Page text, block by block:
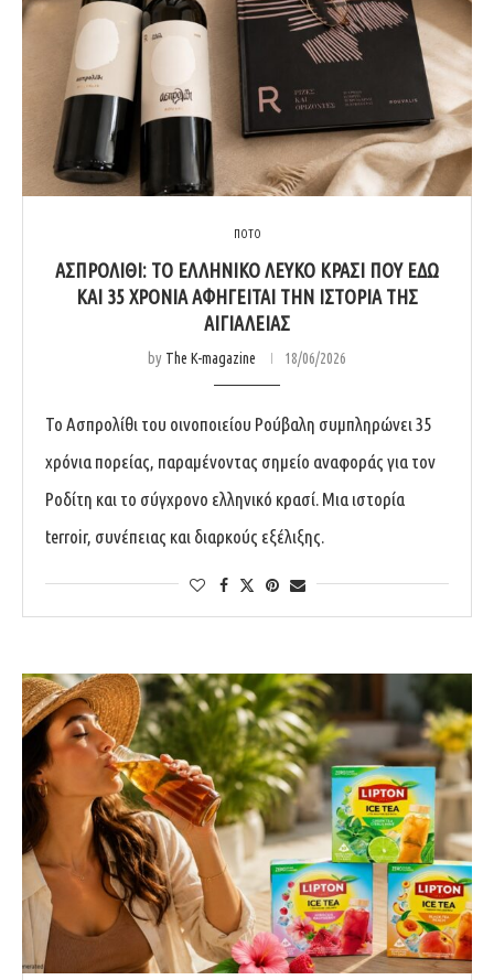
ΠΟΤΟ
ΑΣΠΡΟΛΊΘΙ: ΤΟ ΕΛΛΗΝΙΚΌ ΛΕΥΚΌ ΚΡΑΣΊ ΠΟΥ ΕΔΏ
ΚΑΙ 35 ΧΡΌΝΙΑ ΑΦΗΓΕΊΤΑΙ ΤΗΝ ΙΣΤΟΡΊΑ ΤΗΣ
ΑΙΓΙΆΛΕΙΑΣ
by The K-magazine 18/06/2026
Το Ασπρολίθι του οινοποιείου Ρούβαλη συμπληρώνει 35
χρόνια πορείας, παραμένοντας σημείο αναφοράς για τον
Ροδίτη και το σύγχρονο ελληνικό κρασί. Μια ιστορία
terroir, συνέπειας και διαρκούς εξέλιξης.